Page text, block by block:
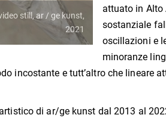
still, ar / ge kunst,
2021
attuato in Alto
sostanziale
oscillazioni e
minoranze
incostante e tutt’altro che lineare
di ar/ge kunst dal 2013 al